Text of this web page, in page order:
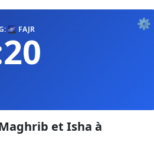
⚙️
🌌 FAJR
et Isha à